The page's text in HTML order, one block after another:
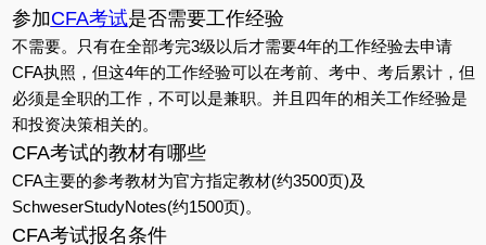
参加CFA考试是否需要工作经验
不需要。只有在全部考完3级以后才需要4年的工作经验去申请
CFA执照，但这4年的工作经验可以在考前、考中、考后累计，但
必须是全职的工作，不可以是兼职。并且四年的相关工作经验是
和投资决策相关的。
CFA考试的教材有哪些
CFA主要的参考教材为官方指定教材(约3500页)及
SchweserStudyNotes(约1500页)。
CFA考试报名条件